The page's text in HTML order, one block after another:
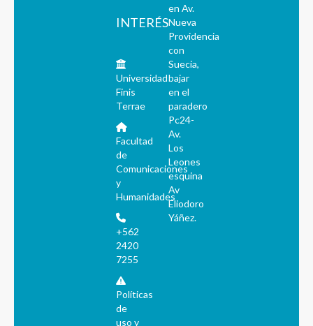
INTERÉS
Universidad
Finis
Terrae
Facultad
de
Comunicaciones
y
Humanidades
+562
2420
7255
Políticas
de
uso y
en Av.
Nueva
Providencia
con
Suecia,
bajar
en el
paradero
Pc24-
Av.
Los
Leones
esquina
Av
Eliodoro
Yáñez.